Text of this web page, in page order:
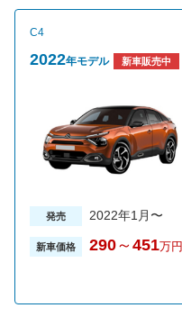
い。
C4
2022年モデル 新車販売中
発売 2022年1月〜
新車価格 290～ 451万円